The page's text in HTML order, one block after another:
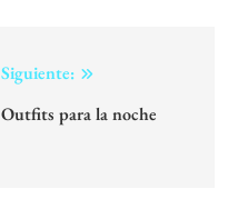
Siguiente:
Outfits para la noche